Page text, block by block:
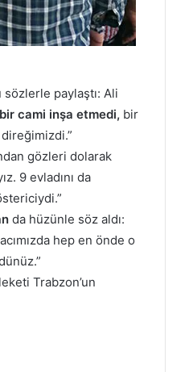
sözlerle paylaştı: Ali
cami inşa etmedi, bir
gözleri dolarak
9 evladını da
da hüzünle söz aldı:
hep en önde o
Trabzon’un